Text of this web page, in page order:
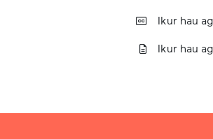
Ikur hau
Ikur hau